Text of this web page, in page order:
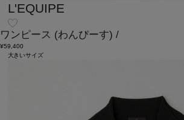
L'EQUIPE
ワンピース (わんぴーす) /
¥59,400
大きいサイズ